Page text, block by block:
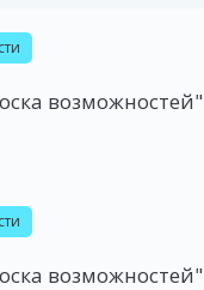
возможностей"
возможностей"